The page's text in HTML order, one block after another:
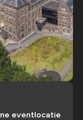
eventlocatie